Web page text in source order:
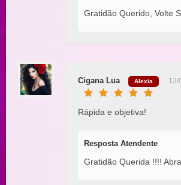
Gratidão Querido, Volte
Cigana Lua Alexia 12/
Rápida e objetiva!
Resposta Atendente
Gratidão Querida !!!!